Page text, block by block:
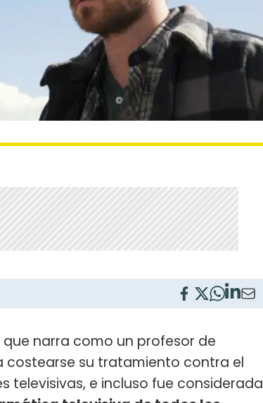
que narra como un profesor de
su tratamiento contra el
televisivas, e incluso fue considerada